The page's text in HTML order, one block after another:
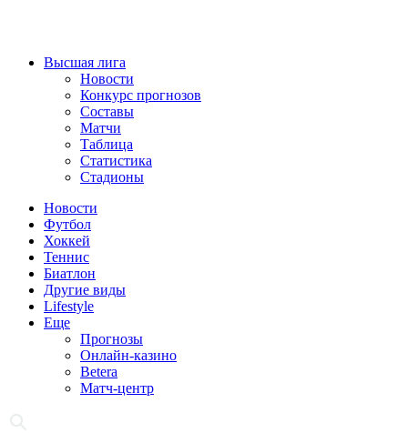
Высшая лига
Новости
Конкурс прогнозов
Составы
Матчи
Таблица
Статистика
Стадионы
Новости
Футбол
Хоккей
Теннис
Биатлон
Другие виды
Lifestyle
Еще
Прогнозы
Онлайн-казино
Betera
Матч-центр